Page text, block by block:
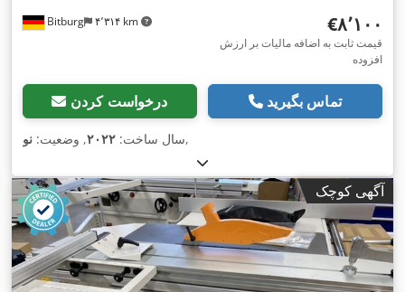
Bitburg ۴٬۳۱۴ km ‎€۸٬۱۰۰
قیمت ثابت به اضافه مالیات بر ارزش
افزوده
درخواست کردن تماس بگیرید
سال ساخت: ۲۰۲۲, وضعیت: نو ,
آگهی کوچک